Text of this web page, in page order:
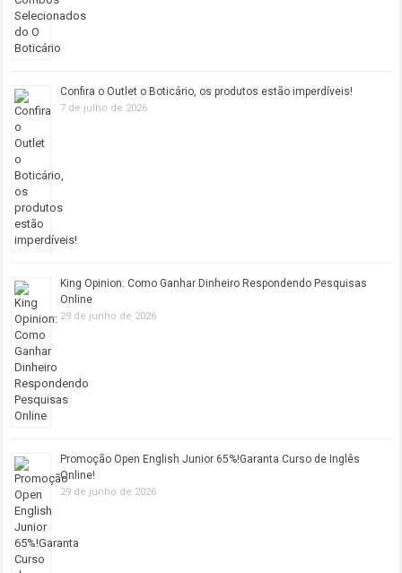
Confira o Outlet o Boticário, os produtos estão imperdíveis!
7 de julho de 2026
King Opinion: Como Ganhar Dinheiro Respondendo Pesquisas
Online
29 de junho de 2026
Promoção Open English Junior 65%!Garanta Curso de Inglês
Online!
29 de junho de 2026